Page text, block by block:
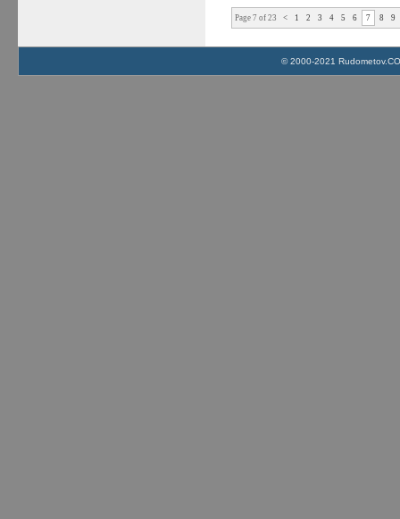
Page 7 of 23 < 1 2 3 4 5 6 7 8 9
© 2000-2021